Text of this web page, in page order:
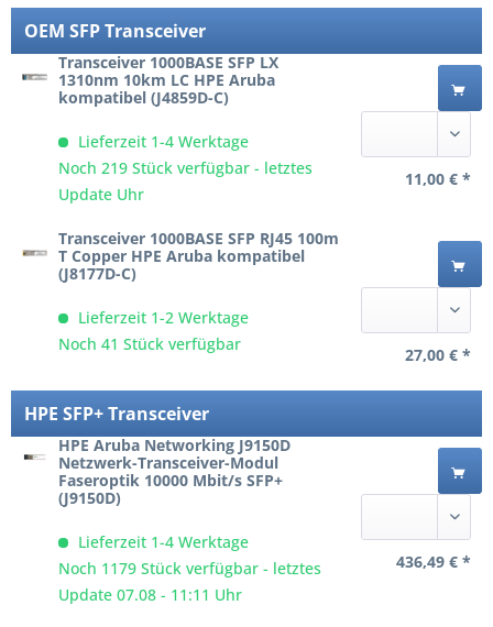
OEM SFP Transceiver
Transceiver 1000BASE SFP LX
1310nm 10km LC HPE Aruba
kompatibel (J4859D-C)
Lieferzeit 1-4 Werktage
Noch 219 Stück verfügbar - letztes
Update Uhr
11,00 € *
Transceiver 1000BASE SFP RJ45 100m
T Copper HPE Aruba kompatibel
(J8177D-C)
Lieferzeit 1-2 Werktage
Noch 41 Stück verfügbar
27,00 € *
HPE SFP+ Transceiver
HPE Aruba Networking J9150D
Netzwerk-Transceiver-Modul
Faseroptik 10000 Mbit/s SFP+
(J9150D)
Lieferzeit 1-4 Werktage
Noch 1179 Stück verfügbar - letztes
Update 07.08 - 11:11 Uhr
436,49 € *